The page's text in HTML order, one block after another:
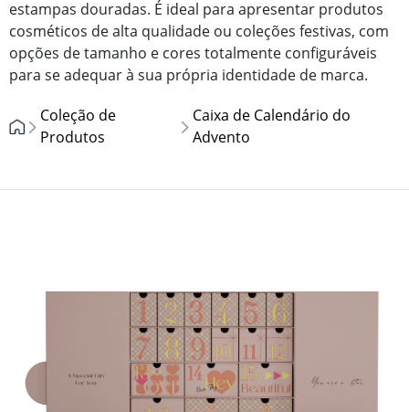
estampas douradas. É ideal para apresentar produtos
cosméticos de alta qualidade ou coleções festivas, com
opções de tamanho e cores totalmente configuráveis
para se adequar à sua própria identidade de marca.
Coleção de
Produtos
Caixa de Calendário do
Advento